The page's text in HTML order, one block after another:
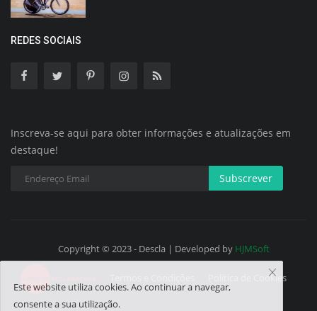
REDES SOCIAIS
Inscreva-se aqui para obter informações e atualizações em
destaque!
Subscrever
Copyright © 2023 - Descla | Developed by HJMSoft
Política de Cookies
Este website utiliza cookies. Ao continuar a navegar,
consente a sua utilização.